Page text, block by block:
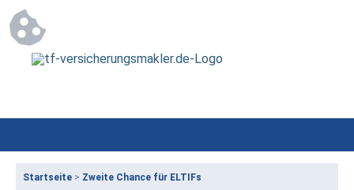
Startseite > Zweite Chance für ELTIFs